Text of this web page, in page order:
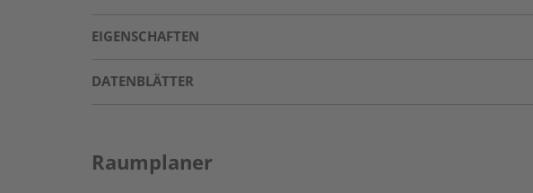
EIGENSCHAFTEN
DATENBLÄTTER
Raumplaner